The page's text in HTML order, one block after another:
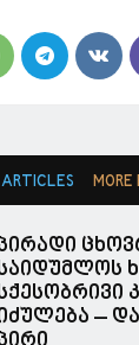
MORE
–